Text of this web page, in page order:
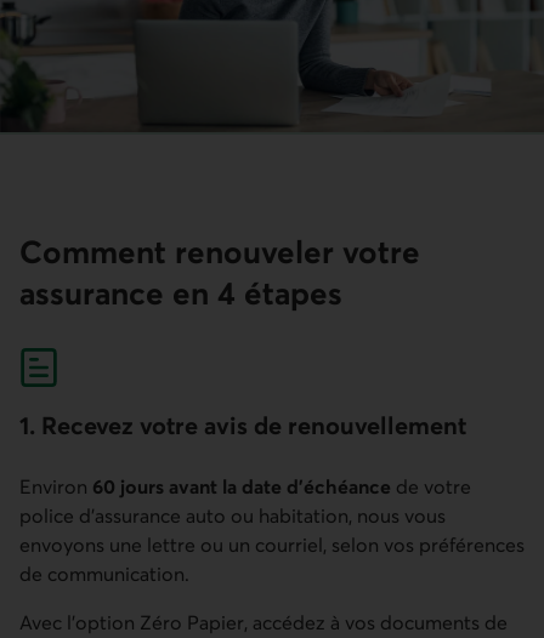
Comment renouveler votre
assurance en 4 étapes
1. Recevez votre avis de renouvellement
Environ 60 jours avant la date d’échéance de votre
police d’assurance auto ou habitation, nous vous
envoyons une lettre ou un courriel, selon vos préférences
de communication.
Avec l’option Zéro Papier, accédez à vos documents de